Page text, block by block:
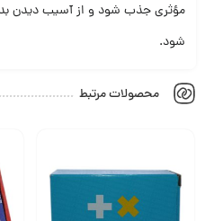
مؤثری جذب شود و از آسیب دیدن
شود.
محصولات مرتبط